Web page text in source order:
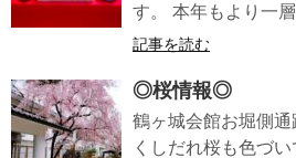
す。 本年もより一
記事を読む
◎桜情報◎
鶴ヶ城会館お堀側
くしだれ桜も色づ